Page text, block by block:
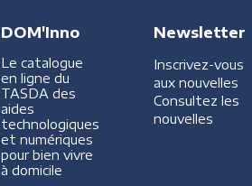
DOM'Inno
Le catalogue
en ligne du
TASDA des
aides
technologiques
et numériques
pour bien vivre
à domicile
Newsletter
Inscrivez-vous
aux nouvelles
Consultez les
nouvelles